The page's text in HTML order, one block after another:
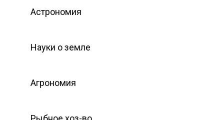
Астрономия
Науки о земле
Агрономия